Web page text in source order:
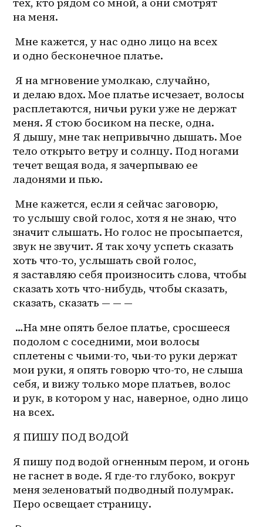
на меня.
Мне кажется, у нас одно лицо на всех
и одно бесконечное платье.
Я на мгновение умолкаю, случайно,
и делаю вдох. Мое платье исчезает, волосы
расплетаются, ничьи руки уже не держат
меня. Я стою босиком на песке, одна.
Я дышу, мне так непривычно дышать. Мое
тело открыто ветру и солнцу. Под ногами
течет вещая вода, я зачерпываю ее
ладонями и пью.
Мне кажется, если я сейчас заговорю,
то услышу свой голос, хотя я не знаю, что
значит слышать. Но голос не просыпается,
звук не звучит. Я так хочу успеть сказать
хоть что-то, услышать свой голос,
я заставляю себя произносить слова, чтобы
сказать хоть что-нибудь, чтобы сказать,
сказать, сказать — — —
подолом с соседними, мои волосы
сплетены с чьими-то, чьи-то руки держат
мои руки, я опять говорю что-то, не слыша
себя, и вижу только море платьев, волос
и рук, в котором у нас, наверное, одно лицо
на всех.
Я ПИШУ ПОД ВОДОЙ
Я пишу под водой огненным пером, и огонь
не гаснет в воде. Я где-то глубоко, вокруг
меня зеленоватый подводный полумрак.
Перо освещает страницу.